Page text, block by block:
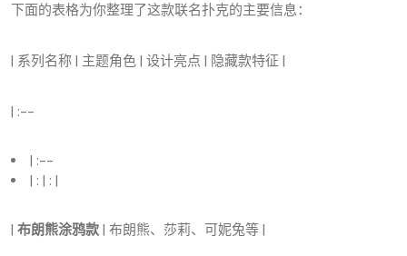
下面的表格为你整理了这款联名扑克的主要信息：
| 系列名称 | 主题角色 | 设计亮点 | 隐藏款特征 |
| :--
| :--
| : | : |
| 布朗熊涂鸦款 | 布朗熊、莎莉、可妮兔等 |